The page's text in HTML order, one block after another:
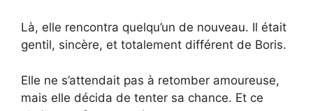
Là, elle rencontra quelqu’un de nouveau. Il était
gentil, sincère, et totalement différent de Boris.
Elle ne s’attendait pas à retomber amoureuse,
mais elle décida de tenter sa chance. Et ce